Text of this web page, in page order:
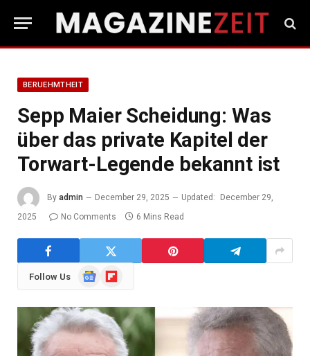
BERUEHMTHEIT
Sepp Maier Scheidung: Was
über das private Kapitel der
Torwart-Legende bekannt ist
By admin December 29, 2025 Updated:
December 29,
2025
No Comments 6 Mins Read
Follow Us
GoogleFlipboard